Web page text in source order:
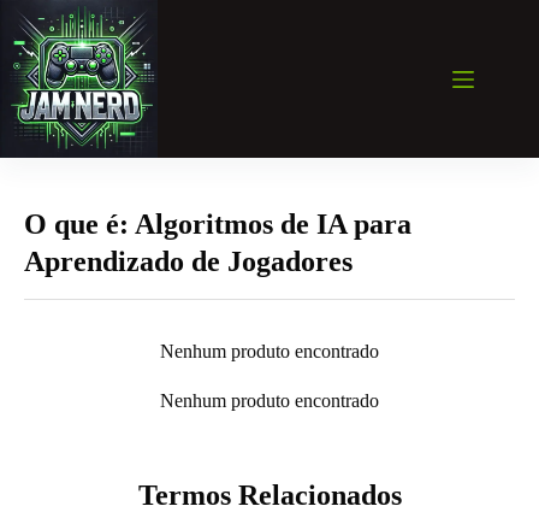
para
conteúdo
O que é: Algoritmos de IA para
Aprendizado de Jogadores
Nenhum produto encontrado
Nenhum produto encontrado
Termos Relacionados